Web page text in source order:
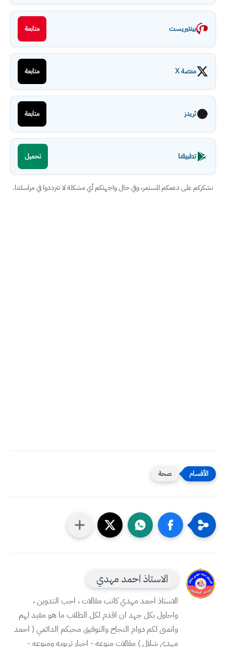
بينتيريست متابعة
منصة X متابعة
ثريدز متابعة
تطبيقنا تحميل
نشكركم على دعمكم المستمر، وفي حال واجهتكم أي مشكلة لا تترددوا في مراسلتنا.
صحة
الاستاذ احمد مهدي
الاستاذ احمد مهدي كاتب مقالات ، احب التدوين ،
واحاول بكل جهد ان اقدم لكل الطلاب ما هو مفيد لهم
واتمنى لكم دوام النجاح والتوفيق محبكم الدائمي ( احمد
مهدي شلال ) مقالات منوعه - اخبار تربويه ومنوعه -